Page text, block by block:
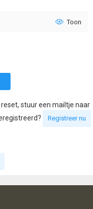
Toon
stuur een mailtje naar
Registreer nu